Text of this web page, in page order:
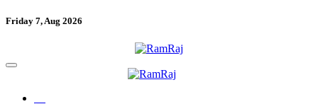
Friday 7, Aug 2026